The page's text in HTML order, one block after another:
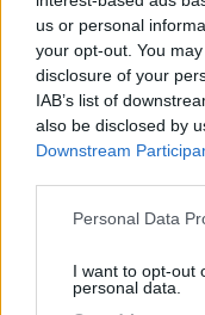
us or personal
your opt-out. You
disclosure of your
IAB’s list of
also be disclosed by
Downstream
Please note that this
not limited to your
Personal Data
I want to opt-out
personal data.
Batteria Litio da
1000A (come il mio).
da preventivare per
Lo ho usato qualche
uno addiìrittura con
avviato subito, meglio
Io ho un Midland
marca buona